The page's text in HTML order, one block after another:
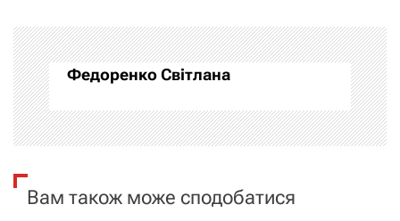
а
ц
і
Федоренко Світлана
Вам також може сподобатися